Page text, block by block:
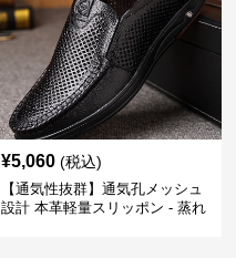
¥5,060 (税込)
【通気性抜群】通気孔メッシュ
設計 本革軽量スリッポン - 蒸れ